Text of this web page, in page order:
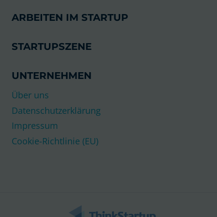
ARBEITEN IM STARTUP
STARTUPSZENE
UNTERNEHMEN
Über uns
Datenschutzerklärung
Impressum
Cookie-Richtlinie (EU)